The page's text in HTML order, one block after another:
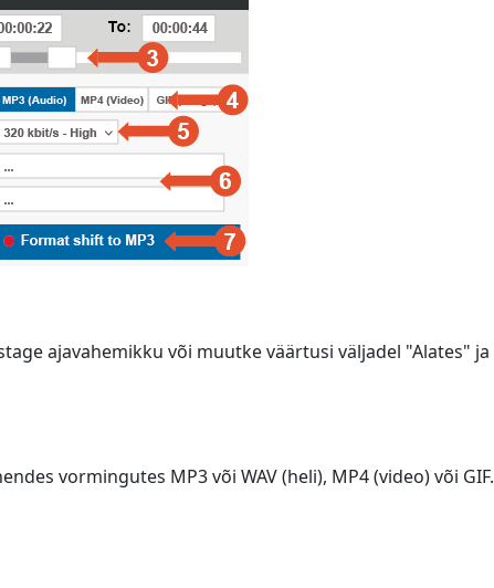
ajavahemikku või muutke väärtusi väljadel "Alates" ja
vormingutes MP3 või WAV (heli), MP4 (video) või GIF.